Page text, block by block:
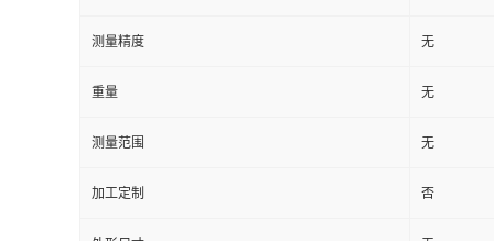
测量精度 无
重量 无
测量范围 无
加工定制 否